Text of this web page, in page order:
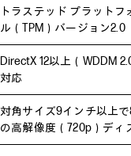
トラステッド プラットフ
ル（TPM）バージョン2.0
DirectX 12以上（WDDM
対応
対角サイズ9インチ以上
の高解像度（720p）ディ